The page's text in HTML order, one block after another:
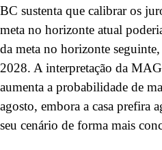
BC sustenta que calibrar os
meta no horizonte atual
da meta no horizonte
2028. A interpretação da
aumenta a probabilidade de
agosto, embora a casa prefira
seu cenário de forma mais